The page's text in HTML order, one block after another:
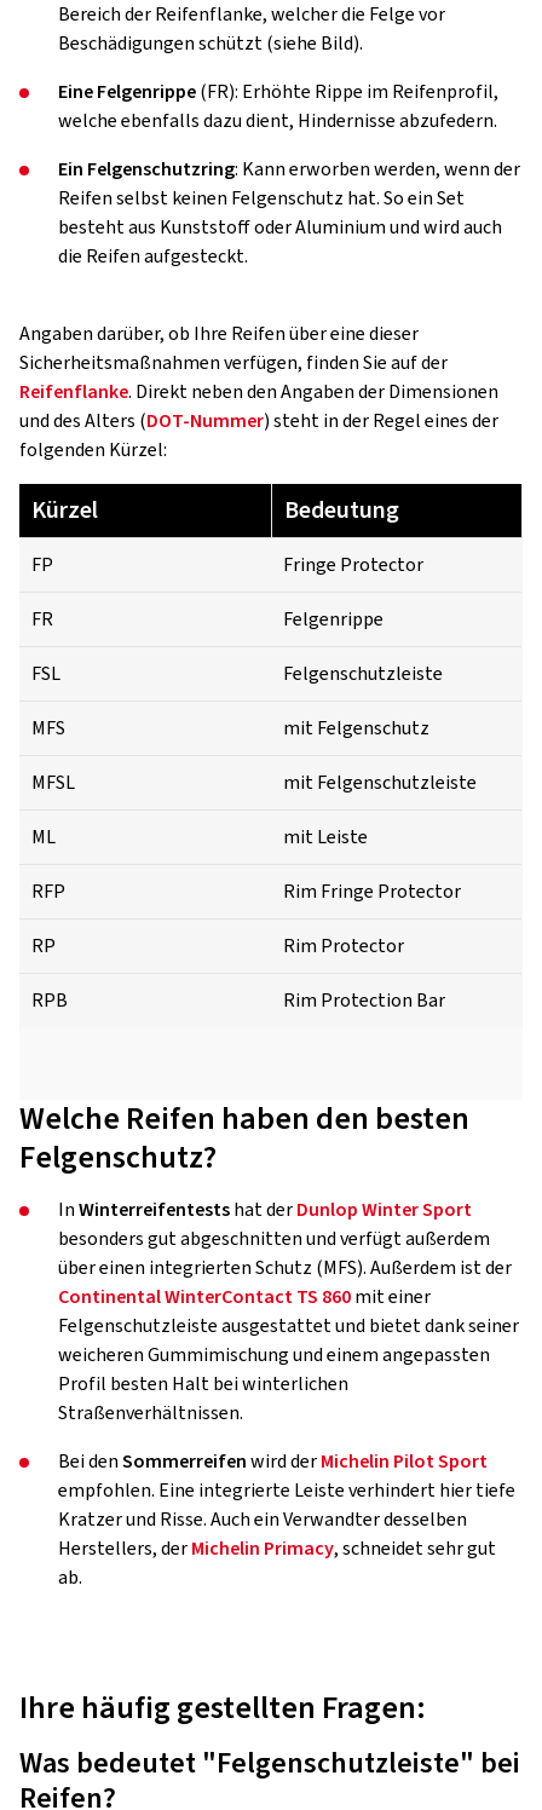
Bereich der Reifenflanke, welcher die Felge vor
Beschädigungen schützt (siehe Bild).
Eine Felgenrippe(FR): Erhöhte Rippe im Reifenprofil,
welche ebenfalls dazu dient, Hindernisse abzufedern.
Ein Felgenschutzring: Kann erworben werden, wenn der
Reifen selbst keinen Felgenschutz hat. So ein Set
besteht aus Kunststoff oder Aluminium und wird auch
die Reifen aufgesteckt.
Angaben darüber, ob Ihre Reifen über eine dieser
Sicherheitsmaßnahmen verfügen, finden Sie auf der
Reifenflanke. Direkt neben den Angaben der Dimensionen
und des Alters (DOT-Nummer) steht in der Regel eines der
folgenden Kürzel:
Kürzel Bedeutung
FP Fringe Protector
FR Felgenrippe
FSL Felgenschutzleiste
MFS mit Felgenschutz
MFSL mit Felgenschutzleiste
ML mit Leiste
RFP Rim Fringe Protector
RP Rim Protector
RPB Rim Protection Bar
Welche Reifen haben den besten
Felgenschutz?
InWinterreifentestshat derDunlop Winter Sport
besonders gut abgeschnitten und verfügt außerdem
über einen integrierten Schutz (MFS). Außerdem ist der
Continental WinterContact TS 860mit einer
Felgenschutzleiste ausgestattet und bietet dank seiner
weicheren Gummimischung und einem angepassten
Profil besten Halt bei winterlichen
Straßenverhältnissen.
Bei denSommerreifenwird derMichelin Pilot Sport
empfohlen. Eine integrierte Leiste verhindert hier tiefe
Kratzer und Risse. Auch ein Verwandter desselben
Herstellers, derMichelin Primacy, schneidet sehr gut
ab.
Ihre häufig gestellten Fragen:
Was bedeutet "Felgenschutzleiste" bei
Reifen?